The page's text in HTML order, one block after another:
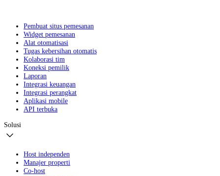
Pembuat situs pemesanan
Widget pemesanan
Alat otomatisasi
Tugas kebersihan otomatis
Kolaborasi tim
Koneksi pemilik
Laporan
Integrasi keuangan
Integrasi perangkat
Aplikasi mobile
API terbuka
Solusi
Host independen
Manajer properti
Co-host